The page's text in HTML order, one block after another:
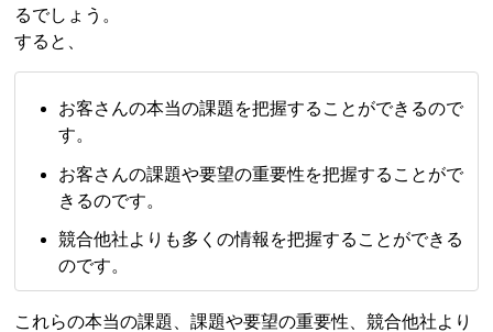
るでしょう。
すると、
お客さんの本当の課題を把握することができるので
す。
お客さんの課題や要望の重要性を把握することがで
きるのです。
競合他社よりも多くの情報を把握することができる
のです。
これらの本当の課題、課題や要望の重要性、競合他社より